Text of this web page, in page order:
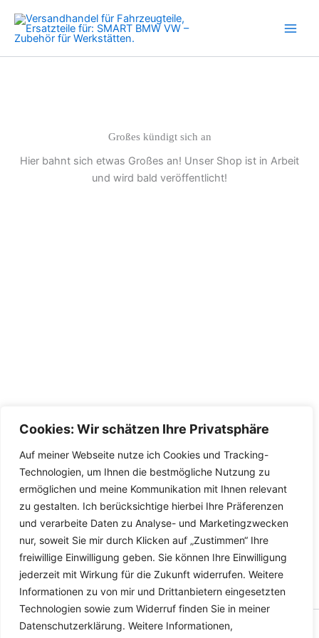
Cookies: Wir schätzen Ihre Privatsphäre
Auf meiner Webseite nutze ich Cookies und Tracking-
Technologien, um Ihnen die bestmögliche Nutzung zu
ermöglichen und meine Kommunikation mit Ihnen relevant
zu gestalten. Ich berücksichtige hierbei Ihre Präferenzen
und verarbeite Daten zu Analyse- und Marketingzwecken
nur, soweit Sie mir durch Klicken auf „Zustimmen“ Ihre
freiwillige Einwilligung geben. Sie können Ihre Einwilligung
jederzeit mit Wirkung für die Zukunft widerrufen. Weitere
Informationen zu von mir und Drittanbietern eingesetzten
Technologien sowie zum Widerruf finden Sie in meiner
Datenschutzerklärung. Weitere Informationen,
Inhalt
springen
Großes kündigt sich an
Hier bahnt sich etwas Großes an! Unser Shop ist in Arbeit
und wird bald veröffentlicht!
Copyright © 2026 Versandhandel für Fahrzeugteile, Ersatzteile
Drehverschluss
für
Motorabdeckung
A451988067